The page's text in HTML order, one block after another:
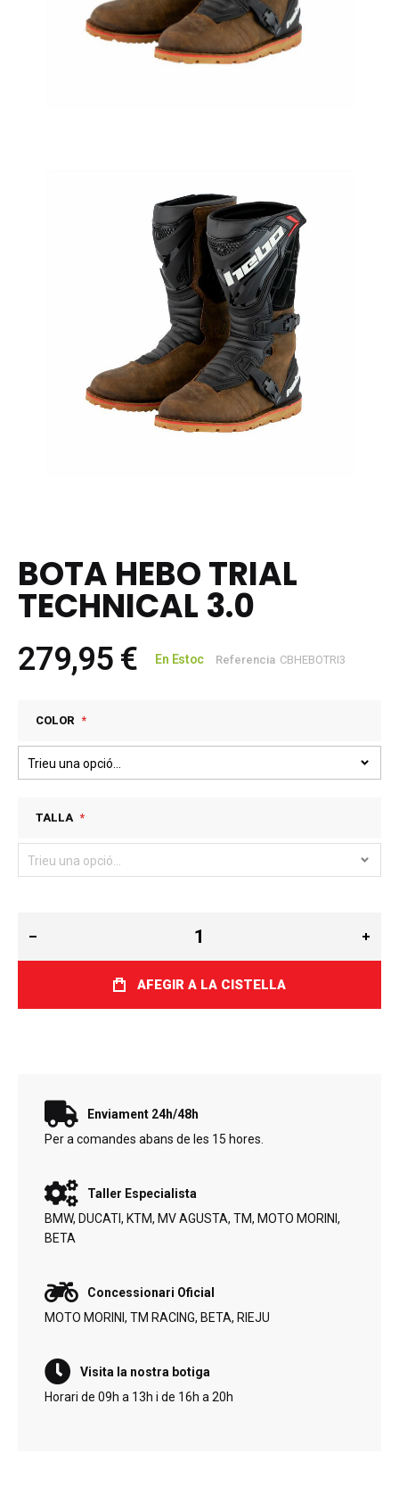
beginning
of
the
images
BOTA HEBO TRIAL
TECHNICAL 3.0
279,95 € En Estoc Referencia CBHEBOTRI3
COLOR
TALLA
AFEGIR A LA CISTELLA
Enviament 24h/48h
Per a comandes abans de les 15 hores.
Taller Especialista
BMW, DUCATI, KTM, MV AGUSTA, TM, MOTO MORINI,
BETA
Concessionari Oficial
MOTO MORINI, TM RACING, BETA, RIEJU
Visita la nostra botiga
Horari de 09h a 13h i de 16h a 20h